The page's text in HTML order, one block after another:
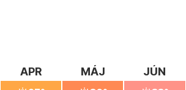
APR MÁJ JÚN